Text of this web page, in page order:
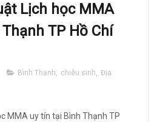
Lịch học MMA
TP Hồ Chí
Bình Thạnh, chiêu sinh, Địa
MMA uy tín tại Bình Thạnh TP